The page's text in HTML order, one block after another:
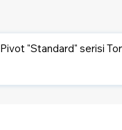
Pivot "Standard" serisi